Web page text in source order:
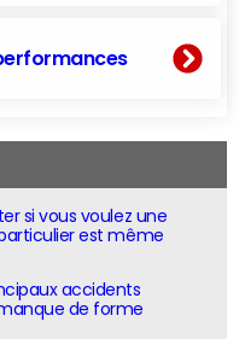
si vous voulez une
est même
accidents
de forme